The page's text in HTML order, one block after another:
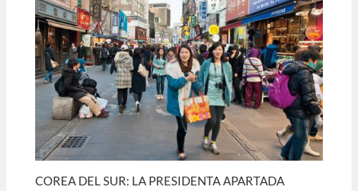
COREA DEL SUR: LA PRESIDENTA APARTADA